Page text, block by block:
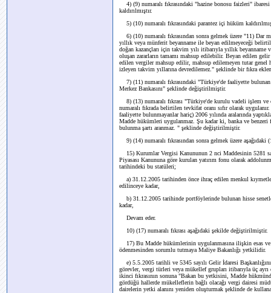
4) (9) numaralı fıkrasındaki "hazine bonosu faizleri"
kaldırılmıştır.
5) (10) numaralı fıkrasındaki parantez içi hüküm
6) (10) numaralı fıkrasından sonra gelmek üzere "11) Dar
yıllık veya münferit beyanname ile beyan edilmeyeceği
doğan kazançları için takvim yılı itibarıyla yıllık
oluşan zararların tamamı mahsup edilebilir. Beyan edilen
edilen vergiler mahsup edilir, mahsup edilemeyen tutar genel
izleyen takvim yıllarına devredilemez." şeklinde bir fıkra
7) (11) numaralı fıkrasındaki "Türkiye'de faaliyette
Merkez Bankasını" şeklinde değiştirilmiştir.
8) (13) numaralı fıkrası "Türkiye'de kurulu vadeli işlem ve
numaralı fıkrada belirtilen tevkifat oranı sıfır olarak
faaliyette bulunmayanlar hariç) 2006 yılında aralarında
Madde hükümleri uygulanmaz. Şu kadar ki, banka ve
bulunma şartı aranmaz. " şeklinde değiştirilmiştir.
9) (14) numaralı fıkrasından sonra gelmek üzere
15) Kurumlar Vergisi Kanununun 2 nci Maddesinin 5281
Piyasası Kanununa göre kurulan yatırım fonu olarak
tarihindeki bu statüleri;
a) 31.12.2005 tarihinden önce ihraç edilen menkul
edilinceye kadar,
b) 31.12.2005 tarihinde portföylerinde bulunan hisse
kadar,
Devam eder.
10) (17) numaralı fıkrası aşağıdaki şekilde değiştirilmiştir.
17) Bu Madde hükümlerinin uygulanmasına ilişkin esas
ödenmesinden sorumlu tutmaya Maliye Bakanlığı yetkilidir.
e) 5.5.2005 tarihli ve 5345 sayılı Gelir İdaresi
görevler, vergi türleri veya mükellef grupları itibarıyla üç
ikinci fıkrasının sonuna "Bakan bu yetkisini, Madde
gördüğü hallerde mükelleflerin bağlı olacağı vergi dairesi
dairelerin yetki alanını yeniden oluşturmak şeklinde de